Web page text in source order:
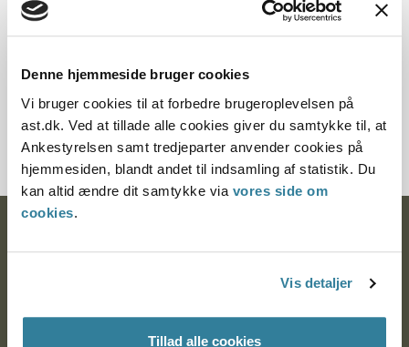
Denne hjemmeside bruger cookies
Vi bruger cookies til at forbedre brugeroplevelsen på
ast.dk. Ved at tillade alle cookies giver du samtykke til, at
Ankestyrelsen samt tredjeparter anvender cookies på
hjemmesiden, blandt andet til indsamling af statistik. Du
kan altid ændre dit samtykke via vores side om
cookies.
Vis detaljer
Tillad alle cookies
Paragraf
20228-89
Nytorv 7, 2. sal